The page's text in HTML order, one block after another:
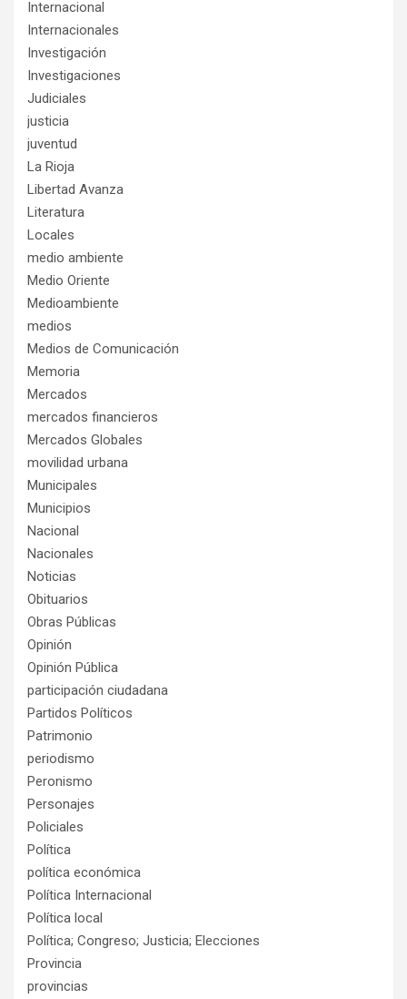
Internacional
Internacionales
Investigación
Investigaciones
Judiciales
justicia
juventud
La Rioja
Libertad Avanza
Literatura
Locales
medio ambiente
Medio Oriente
Medioambiente
medios
Medios de Comunicación
Memoria
Mercados
mercados financieros
Mercados Globales
movilidad urbana
Municipales
Municipios
Nacional
Nacionales
Noticias
Obituarios
Obras Públicas
Opinión
Opinión Pública
participación ciudadana
Partidos Políticos
Patrimonio
periodismo
Peronismo
Personajes
Policiales
Política
política económica
Política Internacional
Política local
Política; Congreso; Justicia; Elecciones
Provincia
provincias